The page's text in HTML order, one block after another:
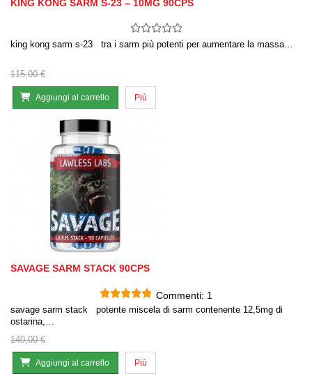
KING KONG SARM S-23 – 10MG 90CPS
king kong sarm s-23 tra i sarm più potenti per aumentare la massa…
115,00 €
Aggiungi al carrello Più
SAVAGE SARM STACK 90CPS
Commenti: 1
savage sarm stack potente miscela di sarm contenente 12,5mg di
ostarina,…
140,00 €
Aggiungi al carrello Più